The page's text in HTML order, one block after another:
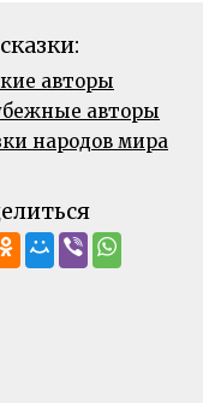
авторы
авторы
народов мира